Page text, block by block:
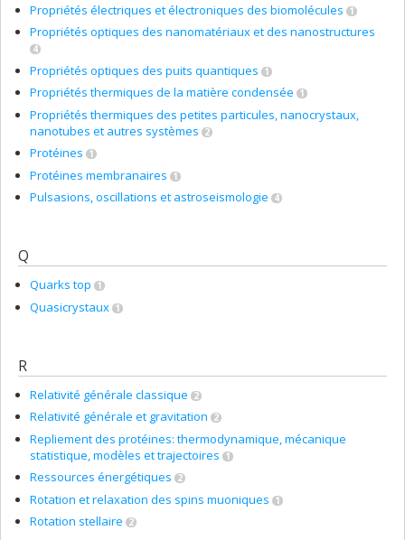
Propriétés électriques et électroniques des biomolécules 1
Propriétés optiques des nanomatériaux et des nanostructures
4
Propriétés optiques des puits quantiques 1
Propriétés thermiques de la matière condensée 1
Propriétés thermiques des petites particules, nanocrystaux,
nanotubes et autres systèmes 2
Protéines 1
Protéines membranaires 1
Pulsasions, oscillations et astroseismologie 4
Q
Quarks top 1
Quasicrystaux 1
R
Relativité générale classique 2
Relativité générale et gravitation 2
Repliement des protéines: thermodynamique, mécanique
statistique, modèles et trajectoires 1
Ressources énergétiques 2
Rotation et relaxation des spins muoniques 1
Rotation stellaire 2